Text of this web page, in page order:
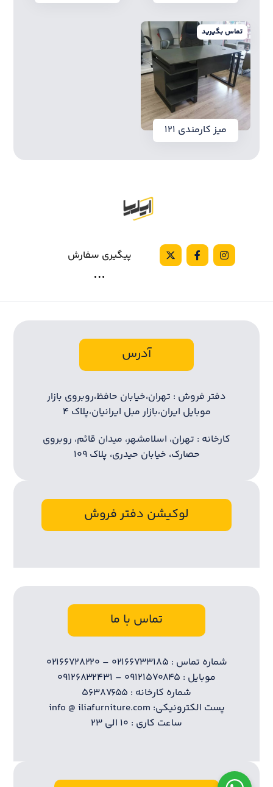
میز کارمندی ۱۲۱
تماس بگیرید
پیگیری سفارش
آدرس
دفتر فروش : تهران،خیابان حافظ،روبروی بازار
موبایل ایران،بازار مبل ایرانیان،پلاک ۴
کارخانه : تهران، اسلامشهر، میدان قائم، روبروی
حصارک، خیابان حیدری، پلاک ۱۰۹
لوکیشن دفتر فروش
تماس با ما
شماره تماس : ۰۲۱۶۶۷۳۳۱۸۵ – ۰۲۱۶۶۷۲۸۲۲۰
موبایل : ۰۹۱۲۱۵۷۰۸۴۵ – ۰۹۱۲۶۸۳۲۴۳۱
شماره کارخانه : ۵۶۳۸۷۶۵۵
پست الکترونیکی: info @ iliafurniture.com
ساعت کاری : ۱۰ الی ۲۳